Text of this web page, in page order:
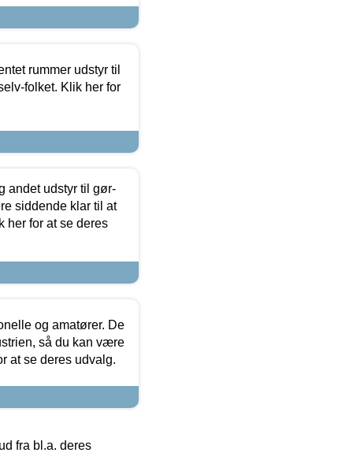
rummer udstyr til
folket. Klik her for
andet udstyr til gør-
siddende klar til at
her for at se deres
og amatører. De
så du kan være
at se deres udvalg.
fra bl.a. deres